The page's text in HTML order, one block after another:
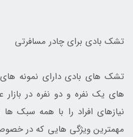
تشک بادی برای چادر مسافرتی
تشک های بادی دارای نمونه
های یک نفره و دو نفره در بازار
نیازهای افراد را با همه سبک
مهمترین ویژگی هایی که در